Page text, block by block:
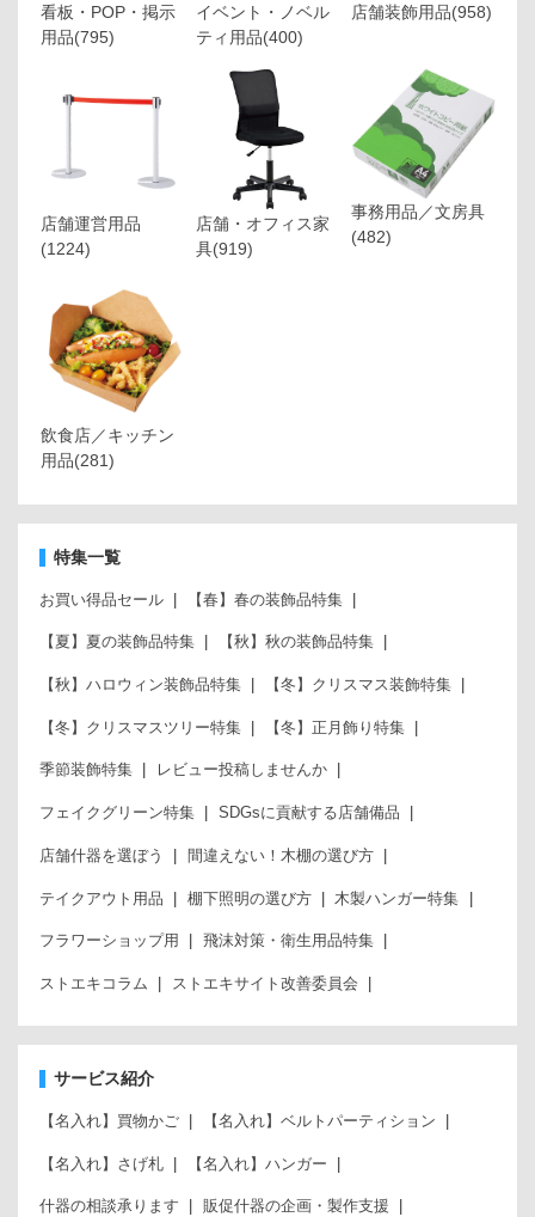
看板・POP・掲示
用品(795)
イベント・ノベル
ティ用品(400)
店舗装飾用品(958)
店舗運営用品
(1224)
店舗・オフィス家
具(919)
事務用品／文房具
(482)
飲食店／キッチン
用品(281)
特集一覧
お買い得品セール 【春】春の装飾品特集
【夏】夏の装飾品特集 【秋】秋の装飾品特集
【秋】ハロウィン装飾品特集 【冬】クリスマス装飾特集
【冬】クリスマスツリー特集 【冬】正月飾り特集
季節装飾特集 レビュー投稿しませんか
フェイクグリーン特集 SDGsに貢献する店舗備品
店舗什器を選ぼう 間違えない！木棚の選び方
テイクアウト用品 棚下照明の選び方 木製ハンガー特集
フラワーショップ用 飛沫対策・衛生用品特集
ストエキコラム ストエキサイト改善委員会
サービス紹介
【名入れ】買物かご 【名入れ】ベルトパーティション
【名入れ】さげ札 【名入れ】ハンガー
什器の相談承ります 販促什器の企画・製作支援